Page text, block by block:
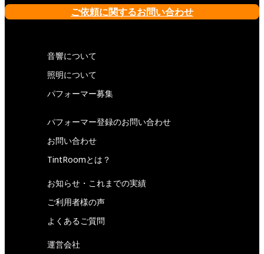
ご依頼に関するお問い合わせ
音響について
照明について
パフォーマー募集
パフォーマー登録のお問い合わせ
お問い合わせ
TintRoomとは？
お知らせ・これまでの実績
ご利用者様の声
よくあるご質問
運営会社